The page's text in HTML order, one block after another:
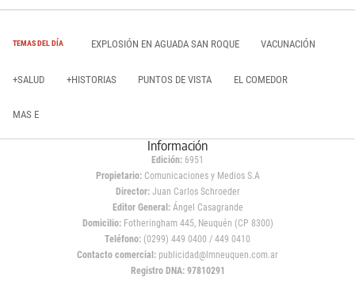
TEMAS DEL DÍA EXPLOSIÓN EN AGUADA SAN ROQUE VACUNACIÓN
+SALUD +HISTORIAS PUNTOS DE VISTA EL COMEDOR
MAS E
Información
Edición: 6951
Propietario:Comunicaciones y Medios S.A
Director: Juan Carlos Schroeder
Editor General:Ángel Casagrande
Domicilio:Fotheringham 445, Neuquén (CP 8300)
Teléfono: (0299) 449 0400 / 449 0410
Contacto comercial: publicidad@lmneuquen.com.ar
Registro DNA: 97810291